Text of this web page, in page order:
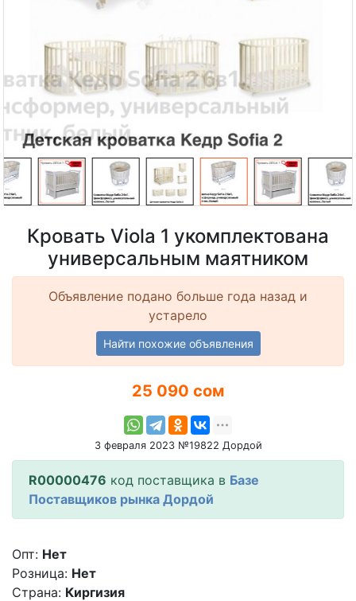
Кровать Viola 1 укомплектована
универсальным маятником
Объявление подано больше года назад и
устарело
Найти похожие объявления
25 090 сом
3 февраля 2023 №19822 Дордой
R00000476 код поставщика в Базе
Поставщиков рынка Дордой
Опт: Нет
Розница: Нет
Страна: Киргизия